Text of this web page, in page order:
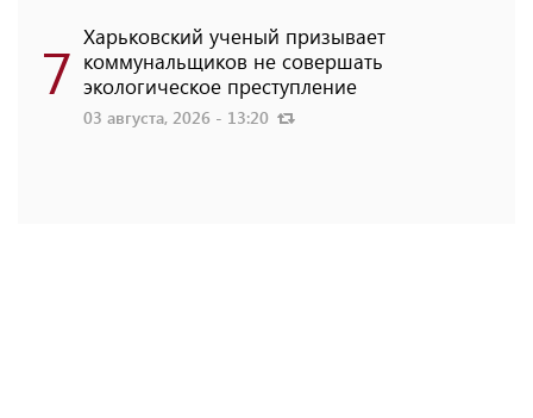
7 Харьковский ученый призывает
коммунальщиков не совершать
экологическое преступление
03 августа, 2026 - 13:20